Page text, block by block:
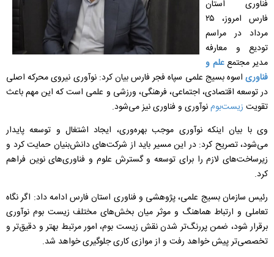
فناوری استان
فارس امروز، ۲۵
مرداد در مراسم
تودیع و معارفه
مدیر مجتمععلم و
فناوری اسوه بسیج علمی سپاه فجر فارس بیان کرد: نوآوری نیروی محرکه اصلی
در توسعه اقتصادی، اجتماعی، فرهنگی، ورزشی و علمی است که این مهم باعث
تقویت زیست‌بومنوآوری و فناوری نیز می‌شود.
وی با بیان اینکه نوآوری موجب بهره‌وری، ایجاد اشتغال و توسعه پایدار
می‌شود، تصریح کرد: در این مسیر باید از شرکت‌های دانش‌بنیان حمایت کرد و
زیرساخت‌های لازم را برای توسعه و گسترش علوم و فناوری‌های نوین فراهم
کرد.
رئیس سازمان بسیج علمی، پژوهشی و فناوری استان فارس ادامه داد: اگر نگاه
تعاملی و ارتباط هماهنگ و موثر میان بخش‌های مختلف زیست بوم نوآوری
برقرار شود، ضمن پررنگ‌تر شدن نقش زیست بوم، امور مرتبط بهتر و دقیق‌تر و
تخصصی‌تر پیش خواهد رفت و از موازی کاری جلوگیری خواهد شد.